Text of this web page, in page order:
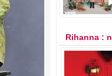
Rihanna :